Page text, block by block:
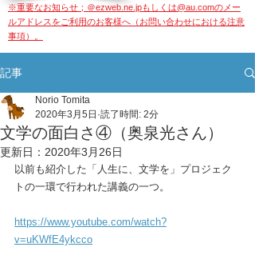
※重要なお知らせ；＠ezweb.ne.jpもしくは@au.comのメー
ルアドレスをご利用のお客様へ（お問い合わせにおける注意
事項）。
記事
文学の面白さ④（奥泉光さん）
Norio Tomita
2020年3月5日 読了時間: 2分
更新日： 2020年3月26日
以前も紹介した「人生に、文学を」プロジェク
トの一環で行われた講義の一つ。
https://www.youtube.com/watch?
v=uKWfE4ykcco